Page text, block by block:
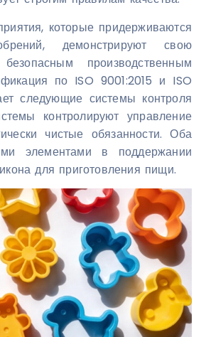
которые придерживаются
демонстрируют свою
производственным
по ISO 9001:2015 и ISO
следующие системы контроля
контролируют управление
чистые обязанности. Оба
элементами в поддержании
для приготовления пищи.